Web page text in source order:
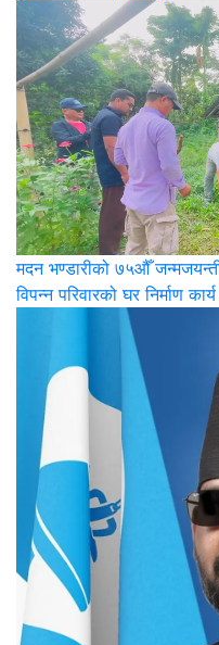
मदन भण्डारीको ७५औँ
विपन्न परिवारको घर निर्माण